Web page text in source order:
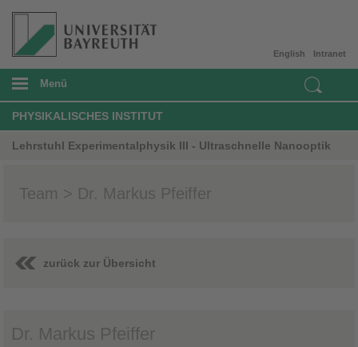
Intranet
English
Menü
PHYSIKALISCHES INSTITUT
Lehrstuhl Experimentalphysik III - Ultraschnelle Nanooptik
Team > Dr. Markus Pfeiffer
zurück zur Übersicht
Dr. Markus Pfeiffer